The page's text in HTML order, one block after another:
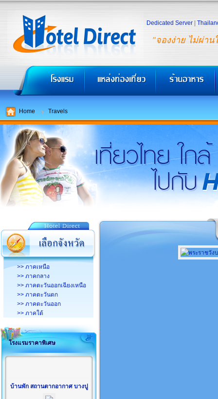
"จองง่าย ไม่ผ่าน
Dedicated Server
Home Travels
>> ภาคเหนือ
>> ภาคกลาง
>> ภาคตะวันออกเฉียงเหนือ
>> ภาคตะวันตก
>> ภาคตะวันออก
>> ภาคใต้
โรงแรมราคาพิเศษ
บ้านพัก สถานตากอากาศ บางปู